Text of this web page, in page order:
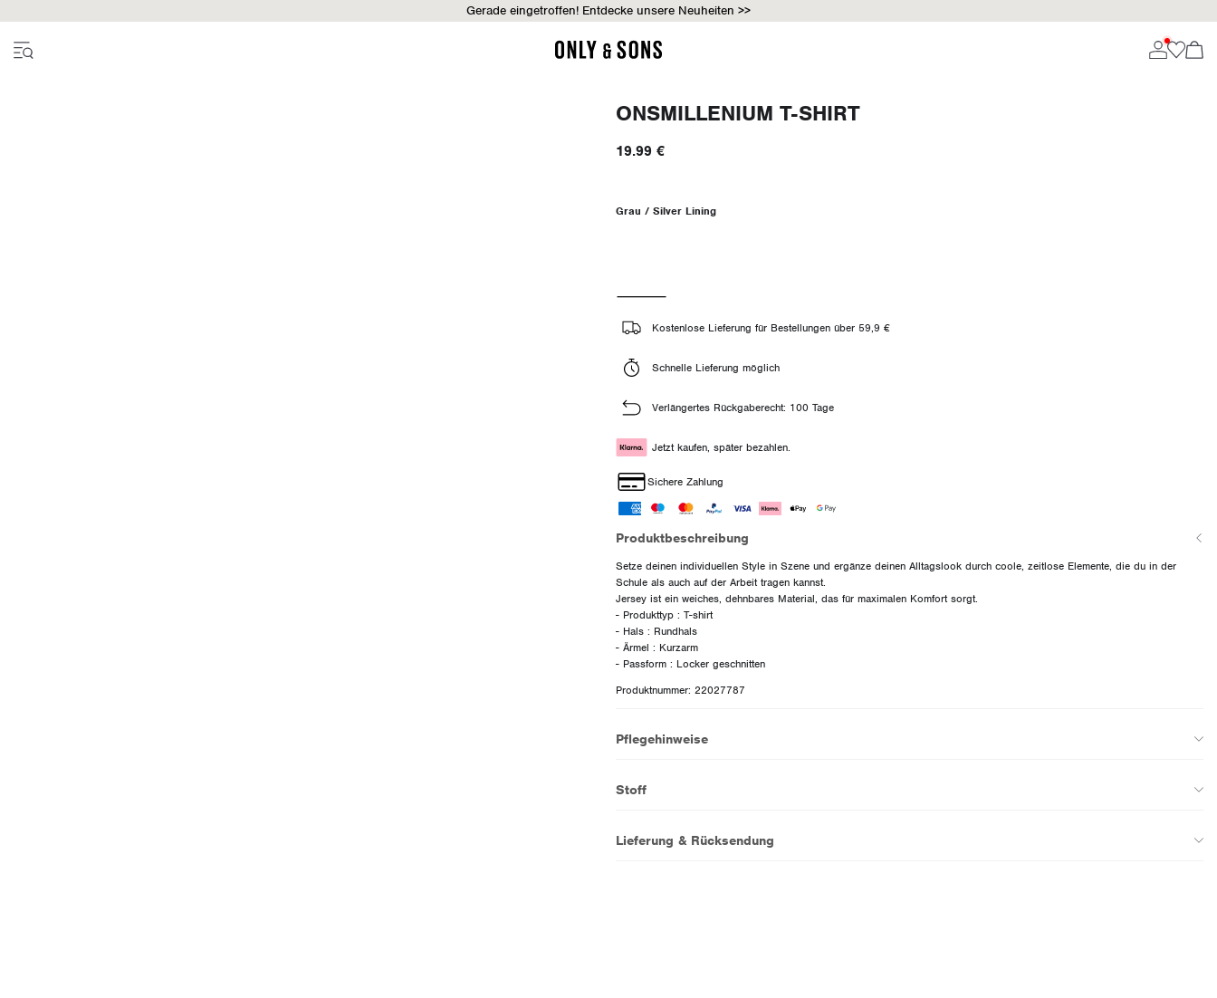
Gerade eingetroffen! Entdecke unsere Neuheiten >>
ONSMILLENIUM T-SHIRT
19.99 €
Grau / Silver Lining
Kostenlose Lieferung für Bestellungen über 59,9 €
Schnelle Lieferung möglich
Verlängertes Rückgaberecht: 100 Tage
Jetzt kaufen, später bezahlen.
Sichere Zahlung
Produktbeschreibung
Setze deinen individuellen Style in Szene und ergänze deinen Alltagslook durch coole, zeitlose Elemente, die du in der
Schule als auch auf der Arbeit tragen kannst.
Jersey ist ein weiches, dehnbares Material, das für maximalen Komfort sorgt.
- Produkttyp : T-shirt
- Hals : Rundhals
- Ärmel : Kurzarm
- Passform : Locker geschnitten
Produktnummer: 22027787
Pflegehinweise
Stoff
Lieferung & Rücksendung